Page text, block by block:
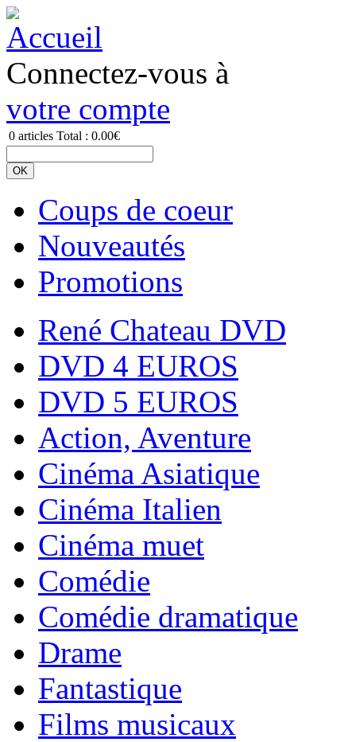
Connectez-vous à
votre compte
0 articles Total : 0.00€
Coups de coeur
Nouveautés
Promotions
René Chateau DVD
DVD 4 EUROS
DVD 5 EUROS
Action, Aventure
Cinéma Asiatique
Cinéma Italien
Cinéma muet
Comédie
Comédie dramatique
Drame
Fantastique
Films musicaux